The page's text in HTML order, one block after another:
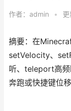
作者： admin •
摘要：在
setVelocity、
听、teleport高频
奔跑或快捷键位